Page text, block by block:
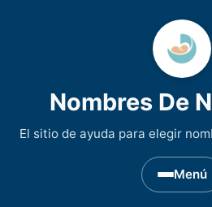
Nombres De
El sitio de ayuda para elegir
Menú